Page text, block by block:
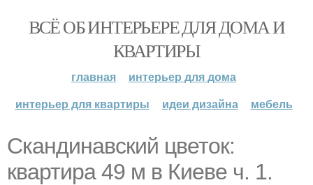
ВСЁ ОБ ИНТЕРЬЕРЕ ДЛЯ ДОМА И
КВАРТИРЫ
главная
интерьер для дома
интерьер для квартиры
идеи дизайна мебель
Скандинавский цветок:
квартира 49 м в Киеве ч. 1.